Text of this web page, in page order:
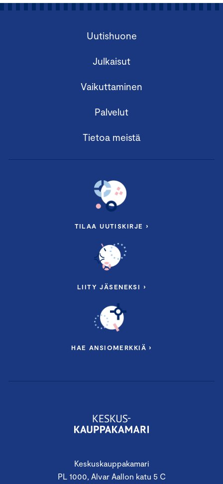
Keskuskauppakamari
PL 1000, Alvar Aallon katu 5 C
Uutishuone
Julkaisut
Vaikuttaminen
Palvelut
Tietoa meistä
TILAA UUTISKIRJE ›
LIITY JÄSENEKSI ›
HAE ANSIOMERKKIÄ ›